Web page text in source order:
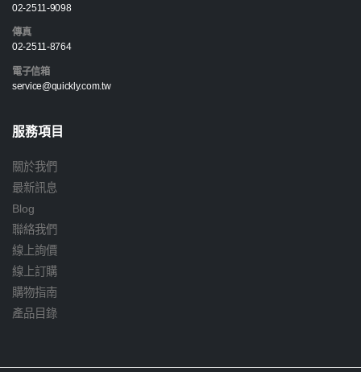
02-2511-9098
傳真
02-2511-8764
電子信箱
service@quickly.com.tw
服務項目
關於我們
最新訊息
Blog
聯絡我們
線上詢價
線上訂購
購物指南
產品目錄